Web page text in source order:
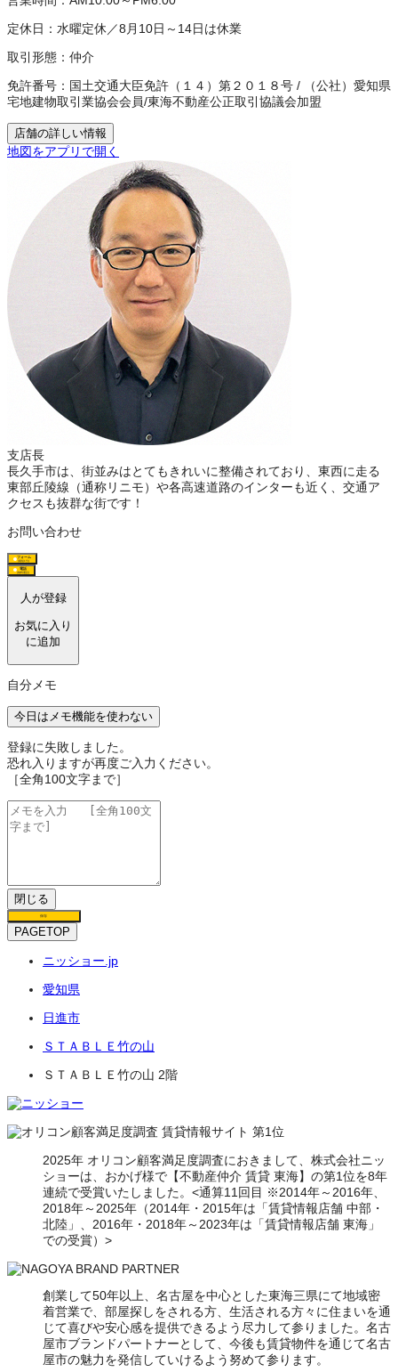
定休日： 水曜定休／8月10日～14日は休業
取引形態： 仲介
免許番号： 国土交通大臣免許（１４）第２０１８号 /
（公社）愛知県
宅地建物取引業協会会員/東海不動産公正取引協議会加盟
店舗の詳しい情報
地図をアプリで開く
支店長
長久手市は、街並みはとてもきれいに整備されており、東西に走る
東部丘陵線（通称リニモ）や各高速道路のインターも近く、交通ア
クセスも抜群な街です！
お問い合わせ
フォーム
(最短1分)
電話
(無料通話)
人が登録
お気に入り
に追加
自分メモ
今日はメモ機能を使わない
登録に失敗しました。
恐れ入りますが再度ご入力ください。
［全角100文字まで］
閉じる
保存
PAGETOP
ニッショー.jp
愛知県
日進市
ＳＴＡＢＬＥ竹の山
ＳＴＡＢＬＥ竹の山 2階
2025年 オリコン顧客満足度調査におきまして、株式会社ニッ
ショーは、おかげ様で【不動産仲介 賃貸 東海】の第1位を8年
連続で受賞いたしました。<通算11回目 ※2014年～2016年、
2018年～2025年（2014年・2015年は「賃貸情報店舗 中部・
北陸」、2016年・2018年～2023年は「賃貸情報店舗 東海」
での受賞）>
創業して50年以上、名古屋を中心とした東海三県にて地域密
着営業で、部屋探しをされる方、生活される方々に住まいを通
じて喜びや安心感を提供できるよう尽力して参りました。名古
屋市ブランドパートナーとして、今後も賃貸物件を通じて名古
屋市の魅力を発信していけるよう努めて参ります。